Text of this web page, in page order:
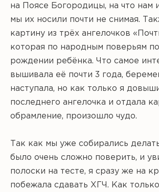
на Поясе Богородицы, на что нам
мы их носили почти не снимая.
картину из трёх ангелочков
которая по народным поверьям
рождении ребёнка. Что самое
вышивала её почти 3 года,
наступала, но как только я
последнего ангелочка и отдала
обрамление, произошло чудо.
Так как мы уже собирались
было очень сложно поверить, и
полоски на тесте, я сразу же на
побежала сдавать ХГЧ. Как